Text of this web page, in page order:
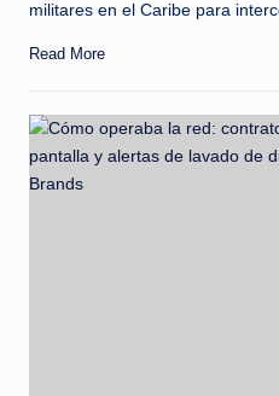
militares en el Caribe para
Read More